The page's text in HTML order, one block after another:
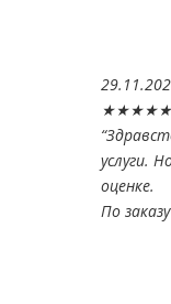
★★★★★
“
услуги.
оценке.
По